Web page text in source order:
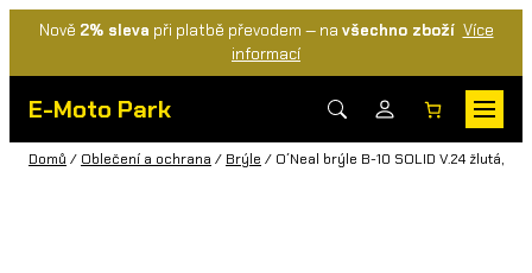
Nově 2% sleva při platbě převodem — na všechno zboží Více
informací
E-Moto Park
Domů / Oblečení a ochrana / Brýle / O´Neal brýle B-10 SOLID V.24 žlutá,